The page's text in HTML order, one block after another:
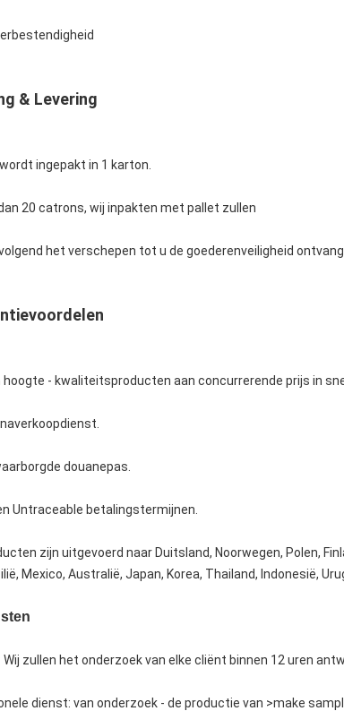
& Levering
ingepakt in 1 karton.
20 catrons, wij inpakten met pallet zullen
het verschepen tot u de goederenveiligheid
hoogte - kwaliteitsproducten aan concurrerende prijs in
douanepas.
Untraceable betalingstermijnen.
zijn uitgevoerd naar Duitsland, Noorwegen, Polen,
Mexico, Australië, Japan, Korea, Thailand, Indonesië,
zullen het onderzoek van elke cliënt binnen 12 uren
dienst: van onderzoek - de productie van >make